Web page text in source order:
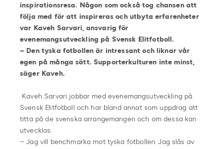
inspirationsresa. Någon som också tog chansen att
följa med för att inspireras och utbyta erfarenheter
var Kaveh Sarvari, ansvarig för
evenemangsutveckling på Svensk Elitfotboll.
– Den tyska fotbollen är intressant och liknar vår
egen på många sätt. Supporterkulturen inte minst,
säger Kaveh.
Kaveh Sarvari jobbar med evenemangsutveckling på
Svensk Elitfotboll och har bland annat som uppdrag att
titta på de svenska arrangemangen och om dessa kan
utvecklas.
– Jag vill benchmarka mot tyska fotbollen. Jag slås av